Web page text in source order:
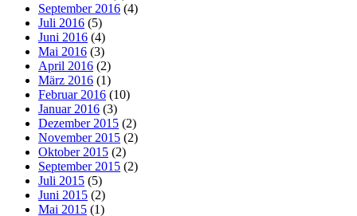
September 2016 (4)
Juli 2016 (5)
Juni 2016 (4)
Mai 2016 (3)
April 2016 (2)
März 2016 (1)
Februar 2016 (10)
Januar 2016 (3)
Dezember 2015 (2)
November 2015 (2)
Oktober 2015 (2)
September 2015 (2)
Juli 2015 (5)
Juni 2015 (2)
Mai 2015 (1)